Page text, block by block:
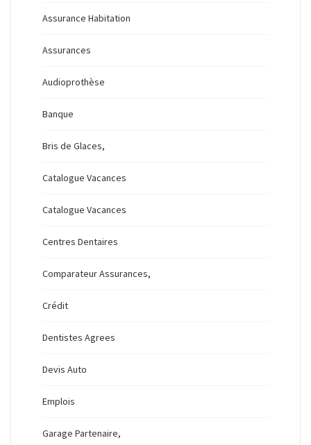
Assurance Habitation
Assurances
Audioprothèse
Banque
Bris de Glaces,
Catalogue Vacances
Catalogue Vacances
Centres Dentaires
Comparateur Assurances,
Crédit
Dentistes Agrees
Devis Auto
Emplois
Garage Partenaire,